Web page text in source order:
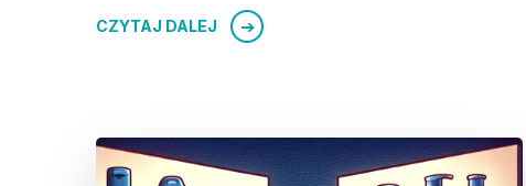
CZYTAJ DALEJ